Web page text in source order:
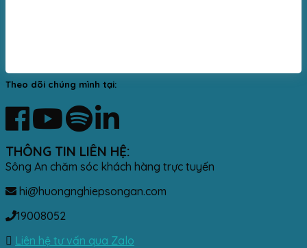
Theo dõi chúng mình tại:
THÔNG TIN LIÊN HỆ:
Sông An chăm sóc khách hàng trực tuyến
hi@huongnghiepsongan.com
19008052
Liên hệ tư vấn qua Zalo